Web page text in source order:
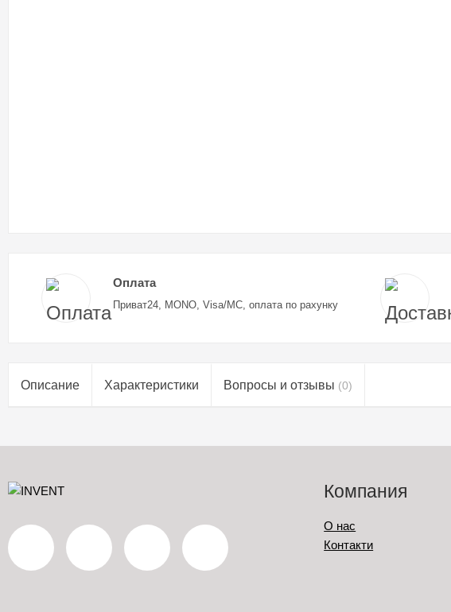
Оплата
Приват24, MONO, Visa/MC, оплата по рахунку
Описание Характеристики Вопросы и отзывы (0)
Компания
О нас
Контакти